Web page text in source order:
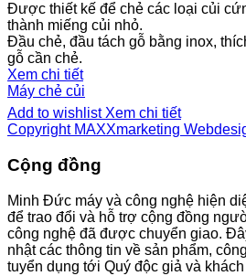
Được thiết kế để chẻ các loại củi
thành miếng củi nhỏ.
Đầu chẻ, đầu tách gỗ bằng inox,
gỗ cần chẻ.
Xem chi tiết
Máy chẻ củi
Add to wishlist Xem chi tiết
Copyright MAXXmarketing
Cộng đồng
Minh Đức máy và công nghệ hiện
để trao đổi và hỗ trợ cộng đồng
công nghệ đã được chuyển giao.
nhật các thông tin về sản phẩm,
tuyển dụng tới Quý độc giả và